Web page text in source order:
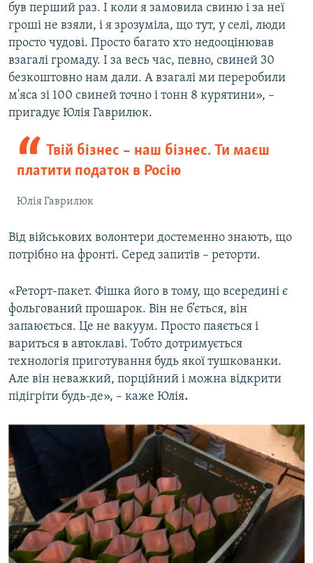
був перший раз. І коли я замовила свиню і за неї
гроші не взяли, і я зрозуміла, що тут, у селі, люди
просто чудові. Просто багато хто недооцінював
взагалі громаду. І за весь час, певно, свиней 30
безкоштовно нам дали. А взагалі ми переробили
м'яса зі 100 свиней точно і тонн 8 курятини», –
пригадує Юлія Гаврилюк.
Твій бізнес – наш бізнес. Ти маєш
платити податок в Росію
Юлія Гаврилюк
Від військових волонтери достеменно знають, що
потрібно на фронті. Серед запитів – реторти.
«Реторт-пакет. Фішка його в тому, що всередині є
фольгований прошарок. Він не б’ється, він
запаюється. Це не вакуум. Просто паяється і
вариться в автоклаві. Тобто дотримується
технологія приготування будь якої тушкованки.
Але він неважкий, порційний і можна відкрити
підігріти будь-де», – каже Юлія.